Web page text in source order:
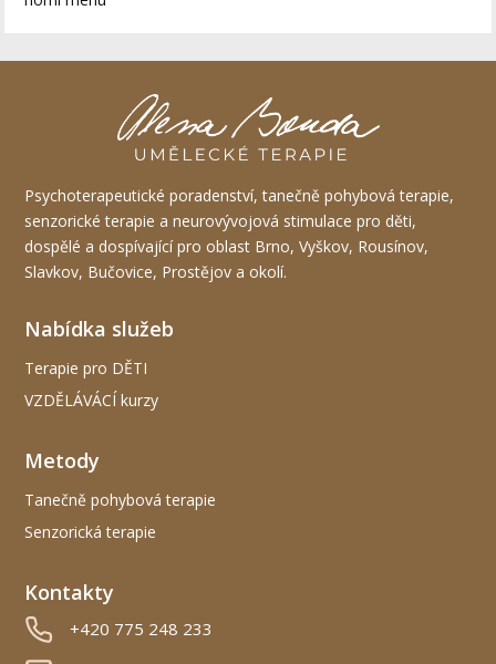
Psychoterapeutické poradenství, tanečně pohybová terapie,
senzorické terapie a neurovývojová stimulace pro děti,
dospělé a dospívající pro oblast Brno, Vyškov, Rousínov,
Slavkov, Bučovice, Prostějov a okolí.
Nabídka služeb
Terapie pro DĚTI
VZDĚLÁVÁCÍ kurzy
Metody
Tanečně pohybová terapie
Senzorická terapie
Kontakty
+420 775 248 233